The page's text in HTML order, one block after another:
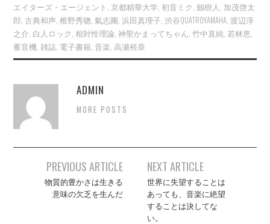
エイターズ・エージェント ,京都精華大学 ,初音ミク ,劔樹人 加茂啓太
郎 ,古典和声 ,椎野秀聰 ,氣志團 ,浜田真理子 ,渋谷QUATROYAMAHA ,渡辺淳
之介 白人ロック ,相対性理論 ,神聖かまってちゃん ,竹中直純 若林恵
蓄音機 ,雑誌 電子書籍 ,音楽 ,高瀬裕章
ADMIN
MORE POSTS
navigation
PREVIOUS ARTICLE
物質的豊かさは生きる
意味の欠乏を生んだ
NEXT ARTICLE
世界に失望することは
あっても、音楽に絶望
することは決してな
い。